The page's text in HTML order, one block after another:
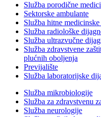
Služba porodične
Sektorske ambulante
Služba hitne
Služba radiološke
Služba ultrazvučne
Služba zdravstvene
plućnih oboljenja
Previjalište
Služba laboratorijske
Služba mikrobiologije
Služba za zdravstvenu
Služba neurologije